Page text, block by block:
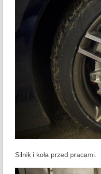
Silnik i koła przed pracami.